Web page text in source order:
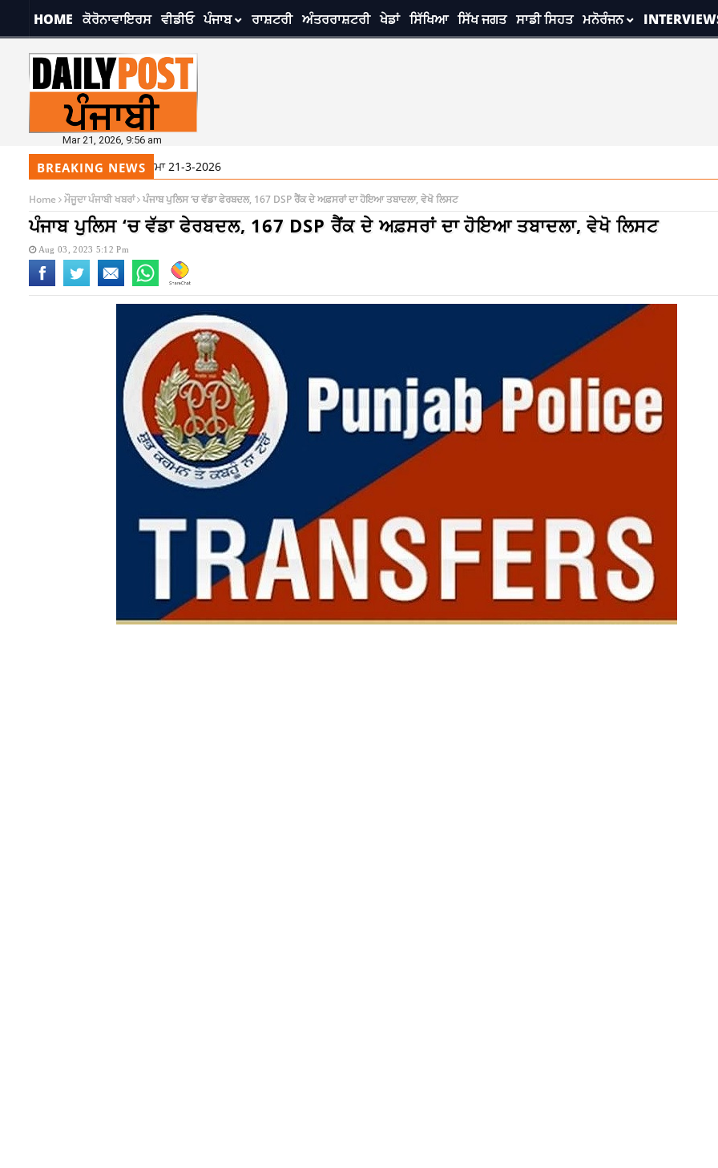
HOME ਕੋਰੋਨਾਵਾਇਰਸ ਵੀਡੀਓ ਪੰਜਾਬ ਰਾਸ਼ਟਰੀ ਅੰਤਰਰਾਸ਼ਟਰੀ ਖੇਡਾਂ ਸਿੱਖਿਆ ਸਿੱਖ ਜਗਤ ਸਾਡੀ ਸਿਹਤ ਮਨੋਰੰਜਨ
Mar 21, 2026, 9:56 am
BREAKING NEWS
ਤੋਂ ਅੱਜ ਦਾ ਹੁਕਮਨਾਮਾ 21-3-2026
Home ਮੌਜੂਦਾ ਪੰਜਾਬੀ ਖਬਰਾਂ ਪੰਜਾਬ ਪੁਲਿਸ ‘ਚ ਵੱਡਾ ਫੇਰਬਦਲ, 167 DSP ਰੈਂਕ ਦੇ ਅਫ਼ਸਰਾਂ ਦਾ ਹੋਇਆ ਤਬਾਦਲਾ, ਵੇਖੋ ਲਿਸਟ
ਪੰਜਾਬ ਪੁਲਿਸ ‘ਚ ਵੱਡਾ ਫੇਰਬਦਲ, 167 DSP ਰੈਂਕ ਦੇ ਅਫ਼ਸਰਾਂ ਦਾ ਹੋਇਆ ਤਬਾਦਲਾ, ਵੇਖੋ ਲਿਸਟ
Aug 03, 2023 5:12 Pm